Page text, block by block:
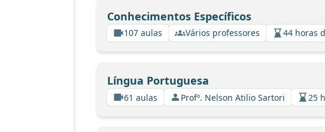
Conhecimentos Específicos
107 aulas Vários professores 44 horas
Língua Portuguesa
61 aulas Profº. Nelson Atilio Sartori 25